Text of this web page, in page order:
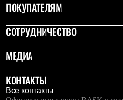
ПОКУПАТЕЛЯМ
СОТРУДНИЧЕСТВО
МЕДИА
КОНТАКТЫ
Все контакты